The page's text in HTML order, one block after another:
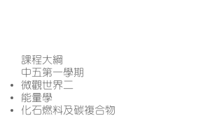
課程大綱
中五第一學期
微觀世界二
能量學
化石燃料及碳複合物